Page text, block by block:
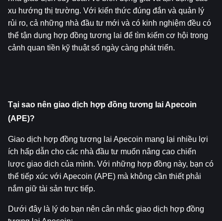
xu hướng thị trường. Với kiến thức đúng đắn và quản lý
rủi ro, cả những nhà đầu tư mới và có kinh nghiệm đều có
thể tận dụng hợp đồng tương lai để tìm kiếm cơ hội trong
cảnh quan tiền kỹ thuật số ngày càng phát triển.
Tại sao nên giao dịch hợp đồng tương lai Apecoin
(APE)?
Giao dịch hợp đồng tương lai Apecoin mang lại nhiều lợi
ích hấp dẫn cho các nhà đầu tư muốn nâng cao chiến
lược giao dịch của mình. Với những hợp đồng này, bạn có
thể tiếp xúc với Apecoin (APE) mà không cần thiết phải
nắm giữ tài sản trực tiếp.
Dưới đây là lý do bạn nên cân nhắc giao dịch hợp đồng